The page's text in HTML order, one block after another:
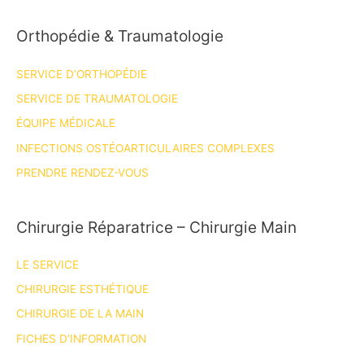
24
Cours
Pratique
de
la
Orthopédie & Traumatologie
SERVICE D’ORTHOPÉDIE
SERVICE DE TRAUMATOLOGIE
ÉQUIPE MÉDICALE
INFECTIONS OSTÉOARTICULAIRES COMPLEXES
PRENDRE RENDEZ-VOUS
Chirurgie Réparatrice – Chirurgie Main
LE SERVICE
CHIRURGIE ESTHÉTIQUE
CHIRURGIE DE LA MAIN
FICHES D’INFORMATION